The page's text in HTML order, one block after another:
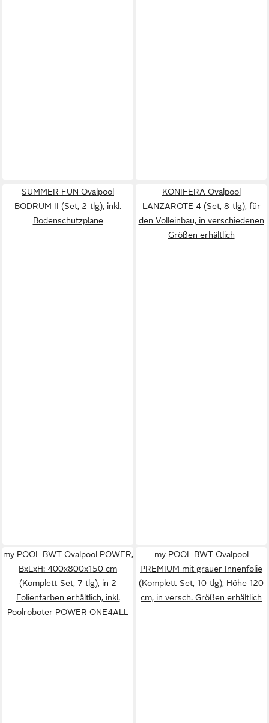
SUMMER FUN Ovalpool
BODRUM II (Set, 2-tlg), inkl.
Bodenschutzplane
KONIFERA Ovalpool
LANZAROTE 4 (Set, 8-tlg), für
den Volleinbau, in verschiedenen
Größen erhältlich
my POOL BWT Ovalpool POWER,
BxLxH: 400x800x150 cm
(Komplett-Set, 7-tlg), in 2
Folienfarben erhältlich, inkl.
Poolroboter POWER ONE4ALL
my POOL BWT Ovalpool
PREMIUM mit grauer Innenfolie
(Komplett-Set, 10-tlg), Höhe 120
cm, in versch. Größen erhältlich